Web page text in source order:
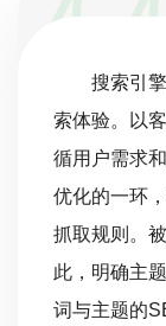
搜索引
索体验。以
循用户需求
优化的一环
抓取规则。
此，明确主
词与主题的